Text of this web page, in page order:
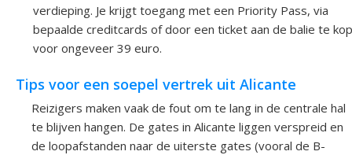
verdieping. Je krijgt toegang met een Priority Pass, via
bepaalde creditcards of door een ticket aan de balie te
voor ongeveer 39 euro.
Tips voor een soepel vertrek uit Alicante
Reizigers maken vaak de fout om te lang in de centrale hal
te blijven hangen. De gates in Alicante liggen verspreid en
de loopafstanden naar de uiterste gates (vooral de B-